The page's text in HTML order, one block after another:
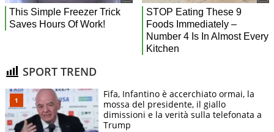
SPORT TREND
Fifa, Infantino è accerchiato ormai, la
mossa del presidente, il giallo
dimissioni e la verità sulla telefonata a
Trump